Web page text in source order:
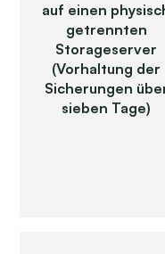
auf einen
getrennten
Storage­server
(Vorhaltung der
Sicher­ungen
sieben Tage)